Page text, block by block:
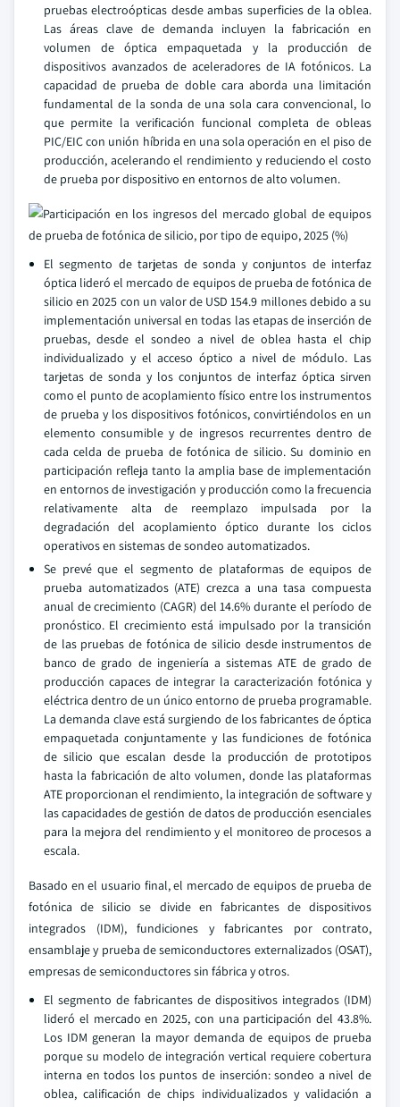
pruebas electroópticas desde ambas superficies de la oblea.
Las áreas clave de demanda incluyen la fabricación en
volumen de óptica empaquetada y la producción de
dispositivos avanzados de aceleradores de IA fotónicos. La
capacidad de prueba de doble cara aborda una limitación
fundamental de la sonda de una sola cara convencional, lo
que permite la verificación funcional completa de obleas
PIC/EIC con unión híbrida en una sola operación en el piso de
producción, acelerando el rendimiento y reduciendo el costo
de prueba por dispositivo en entornos de alto volumen.
El segmento de tarjetas de sonda y conjuntos de interfaz
óptica lideró el mercado de equipos de prueba de fotónica de
silicio en 2025 con un valor de USD 154.9 millones debido a su
implementación universal en todas las etapas de inserción de
pruebas, desde el sondeo a nivel de oblea hasta el chip
individualizado y el acceso óptico a nivel de módulo. Las
tarjetas de sonda y los conjuntos de interfaz óptica sirven
como el punto de acoplamiento físico entre los instrumentos
de prueba y los dispositivos fotónicos, convirtiéndolos en un
elemento consumible y de ingresos recurrentes dentro de
cada celda de prueba de fotónica de silicio. Su dominio en
participación refleja tanto la amplia base de implementación
en entornos de investigación y producción como la frecuencia
relativamente alta de reemplazo impulsada por la
degradación del acoplamiento óptico durante los ciclos
operativos en sistemas de sondeo automatizados.
Se prevé que el segmento de plataformas de equipos de
prueba automatizados (ATE) crezca a una tasa compuesta
anual de crecimiento (CAGR) del 14.6% durante el período de
pronóstico. El crecimiento está impulsado por la transición
de las pruebas de fotónica de silicio desde instrumentos de
banco de grado de ingeniería a sistemas ATE de grado de
producción capaces de integrar la caracterización fotónica y
eléctrica dentro de un único entorno de prueba programable.
La demanda clave está surgiendo de los fabricantes de óptica
empaquetada conjuntamente y las fundiciones de fotónica
de silicio que escalan desde la producción de prototipos
hasta la fabricación de alto volumen, donde las plataformas
ATE proporcionan el rendimiento, la integración de software y
las capacidades de gestión de datos de producción esenciales
para la mejora del rendimiento y el monitoreo de procesos a
escala.
Basado en el usuario final, el mercado de equipos de prueba de
fotónica de silicio se divide en fabricantes de dispositivos
integrados (IDM), fundiciones y fabricantes por contrato,
ensamblaje y prueba de semiconductores externalizados (OSAT),
empresas de semiconductores sin fábrica y otros.
El segmento de fabricantes de dispositivos integrados (IDM)
lideró el mercado en 2025, con una participación del 43.8%.
Los IDM generan la mayor demanda de equipos de prueba
porque su modelo de integración vertical requiere cobertura
interna en todos los puntos de inserción: sondeo a nivel de
oblea, calificación de chips individualizados y validación a